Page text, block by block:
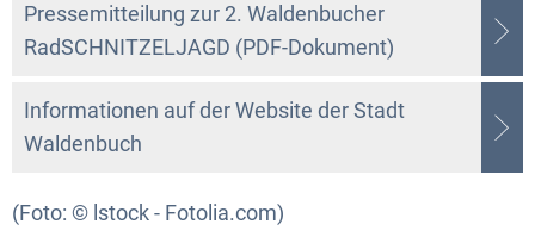
Pressemitteilung zur 2. Waldenbucher
RadSCHNITZELJAGD (PDF-Dokument)
Informationen auf der Website der Stadt
Waldenbuch
(Foto: © lstock - Fotolia.com)